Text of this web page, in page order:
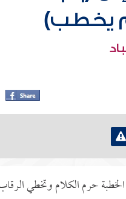
يخطب)
الخطبة حرم الكلام وتخطي